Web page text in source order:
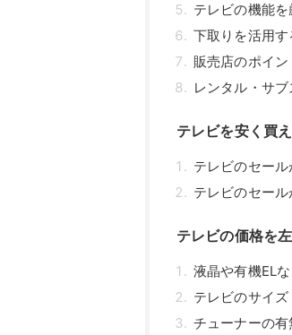
テレビの機能を
下取りを活用す
販売店のポイ
レンタル・サ
テレビを安く買
テレビのセー
テレビのセー
テレビの価格を
液晶や有機EL
テレビのサイズ
チューナーの有